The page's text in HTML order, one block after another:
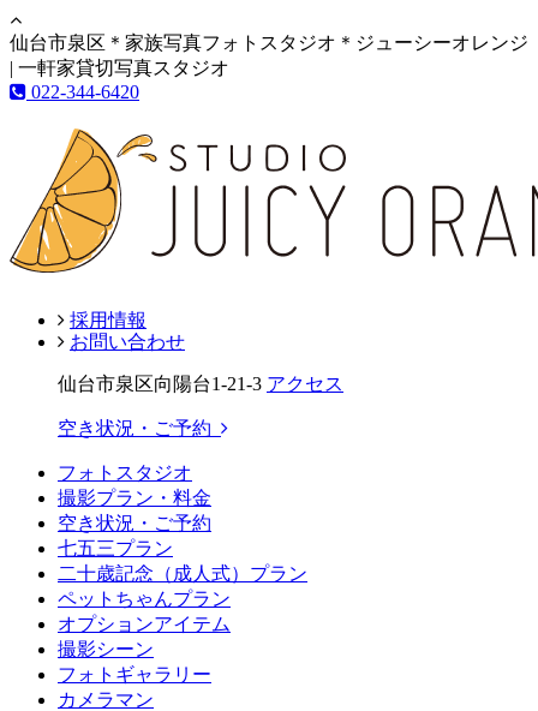
仙台市泉区＊家族写真フォトスタジオ＊ジューシーオレンジ
| 一軒家貸切写真スタジオ
022-344-6420
採用情報
お問い合わせ
仙台市泉区向陽台1-21-3 アクセス
空き状況・ご予約
フォトスタジオ
撮影プラン・料金
空き状況・ご予約
七五三プラン
二十歳記念（成人式）プラン
ペットちゃんプラン
オプションアイテム
撮影シーン
フォトギャラリー
カメラマン